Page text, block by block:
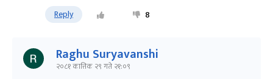
Reply 8
Raghu Suryavanshi
२०८१ कात्तिक २९ गते २१:०९